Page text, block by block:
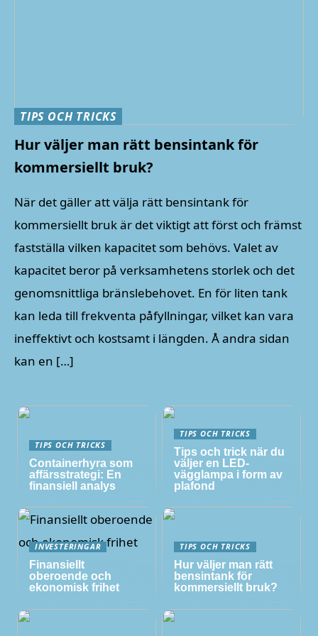
TIPS OCH TRICKS
Hur väljer man rätt bensintank för
kommersiellt bruk?
När det gäller att välja rätt bensintank för
kommersiellt bruk är det viktigt att först och främst
fastställa vilken kapacitet som behövs. Valet av
kapacitet beror på verksamhetens storlek och det
genomsnittliga bränslebehovet. En för liten tank
kan leda till frekventa påfyllningar, vilket kan vara
ineffektivt och kostsamt i längden. Å andra sidan
kan en […]
TIPS OCH TRICKS
Containerhyra som
affärsstrategi: En
finansiell analys
TIPS OCH TRICKS
Tips och trick när du
väljer en LED-
vägglampa i form av
plafond
INVESTERINGAR
Finansiellt
oberoende och
ekonomisk frihet
TIPS OCH TRICKS
Hur väljer man rätt
bensintank för
kommersiellt bruk?